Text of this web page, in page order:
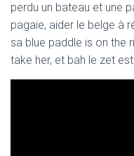
perdu un bateau et une
pagaie, aider le belge à
sa blue paddle is on the
take her, et bah le zet